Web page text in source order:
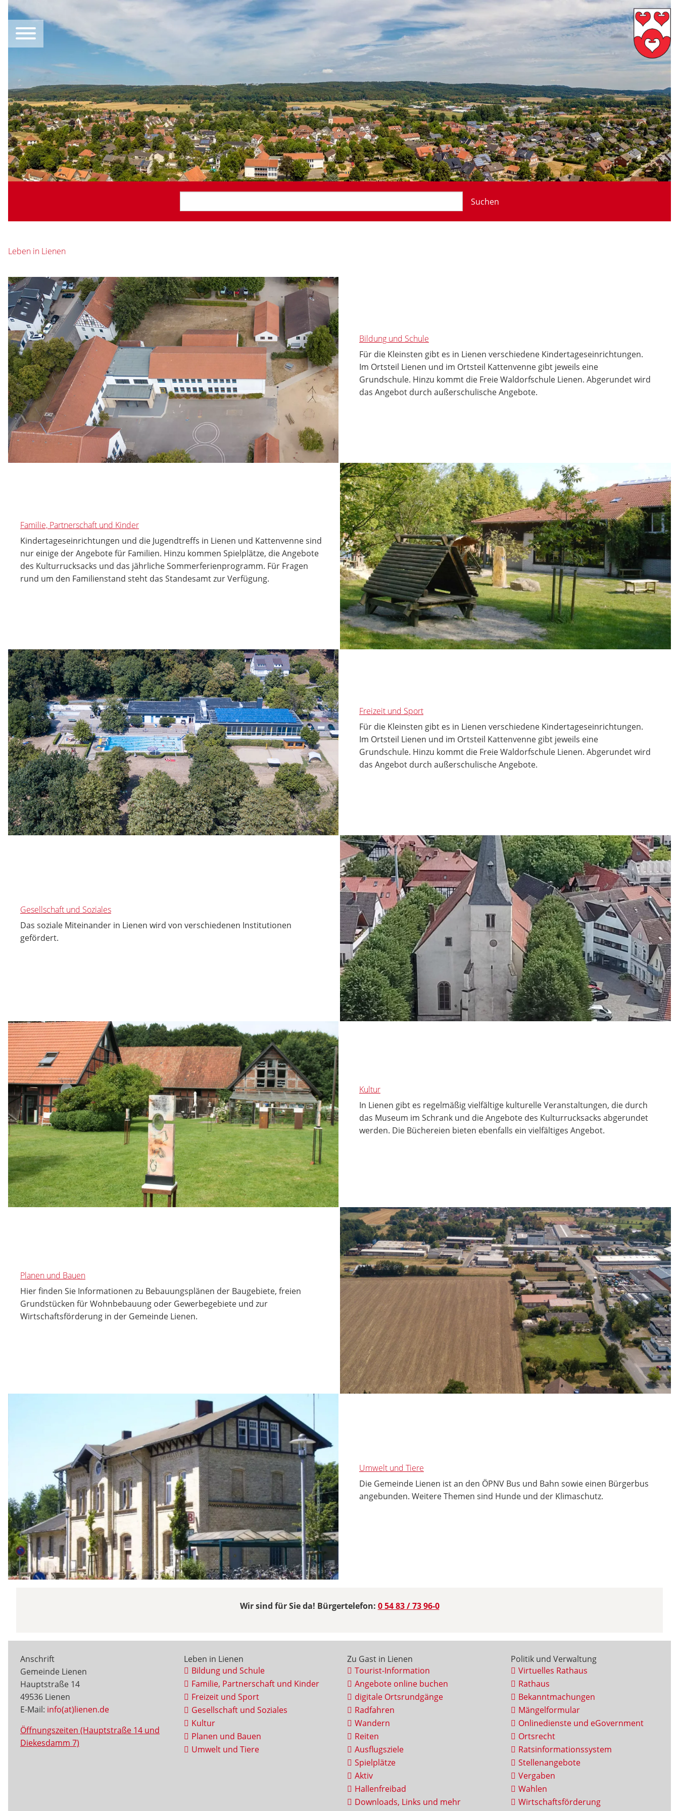
Suchen
Leben in Lienen
Bildung und Schule
Für die Kleinsten gibt es in Lienen verschiedene Kindertageseinrichtungen.
Im Ortsteil Lienen und im Ortsteil Kattenvenne gibt jeweils eine
Grundschule. Hinzu kommt die Freie Waldorfschule Lienen. Abgerundet wird
das Angebot durch außerschulische Angebote.
Familie, Partnerschaft und Kinder
Kindertageseinrichtungen und die Jugendtreffs in Lienen und Kattenvenne sind
nur einige der Angebote für Familien. Hinzu kommen Spielplätze, die Angebote
des Kulturrucksacks und das jährliche Sommerferienprogramm. Für Fragen
rund um den Familienstand steht das Standesamt zur Verfügung.
Freizeit und Sport
Für die Kleinsten gibt es in Lienen verschiedene Kindertageseinrichtungen.
Im Ortsteil Lienen und im Ortsteil Kattenvenne gibt jeweils eine
Grundschule. Hinzu kommt die Freie Waldorfschule Lienen. Abgerundet wird
das Angebot durch außerschulische Angebote.
Gesellschaft und Soziales
Das soziale Miteinander in Lienen wird von verschiedenen Institutionen
gefördert.
Kultur
In Lienen gibt es regelmäßig vielfältige kulturelle Veranstaltungen, die durch
das Museum im Schrank und die Angebote des Kulturrucksacks abgerundet
werden. Die Büchereien bieten ebenfalls ein vielfältiges Angebot.
Planen und Bauen
Hier finden Sie Informationen zu Bebauungsplänen der Baugebiete, freien
Grundstücken für Wohnbebauung oder Gewerbegebiete und zur
Wirtschaftsförderung in der Gemeinde Lienen.
Umwelt und Tiere
Die Gemeinde Lienen ist an den ÖPNV Bus und Bahn sowie einen Bürgerbus
angebunden. Weitere Themen sind Hunde und der Klimaschutz.
Wir sind für Sie da! Bürgertelefon: 0 54 83 / 73 96-0
Anschrift
Gemeinde Lienen
Hauptstraße 14
49536 Lienen
E-Mail: info(at)lienen.de
Öffnungszeiten (Hauptstraße 14 und
Diekesdamm 7)
Leben in Lienen
Bildung und Schule
Familie, Partnerschaft und Kinder
Freizeit und Sport
Gesellschaft und Soziales
Kultur
Planen und Bauen
Umwelt und Tiere
Zu Gast in Lienen
Tourist-Information
Angebote online buchen
digitale Ortsrundgänge
Radfahren
Wandern
Reiten
Ausflugsziele
Spielplätze
Aktiv
Hallenfreibad
Downloads, Links und mehr
Politik und Verwaltung
Virtuelles Rathaus
Rathaus
Bekanntmachungen
Mängelformular
Onlinedienste und eGovernment
Ortsrecht
Ratsinformationssystem
Stellenangebote
Vergaben
Wahlen
Wirtschaftsförderung